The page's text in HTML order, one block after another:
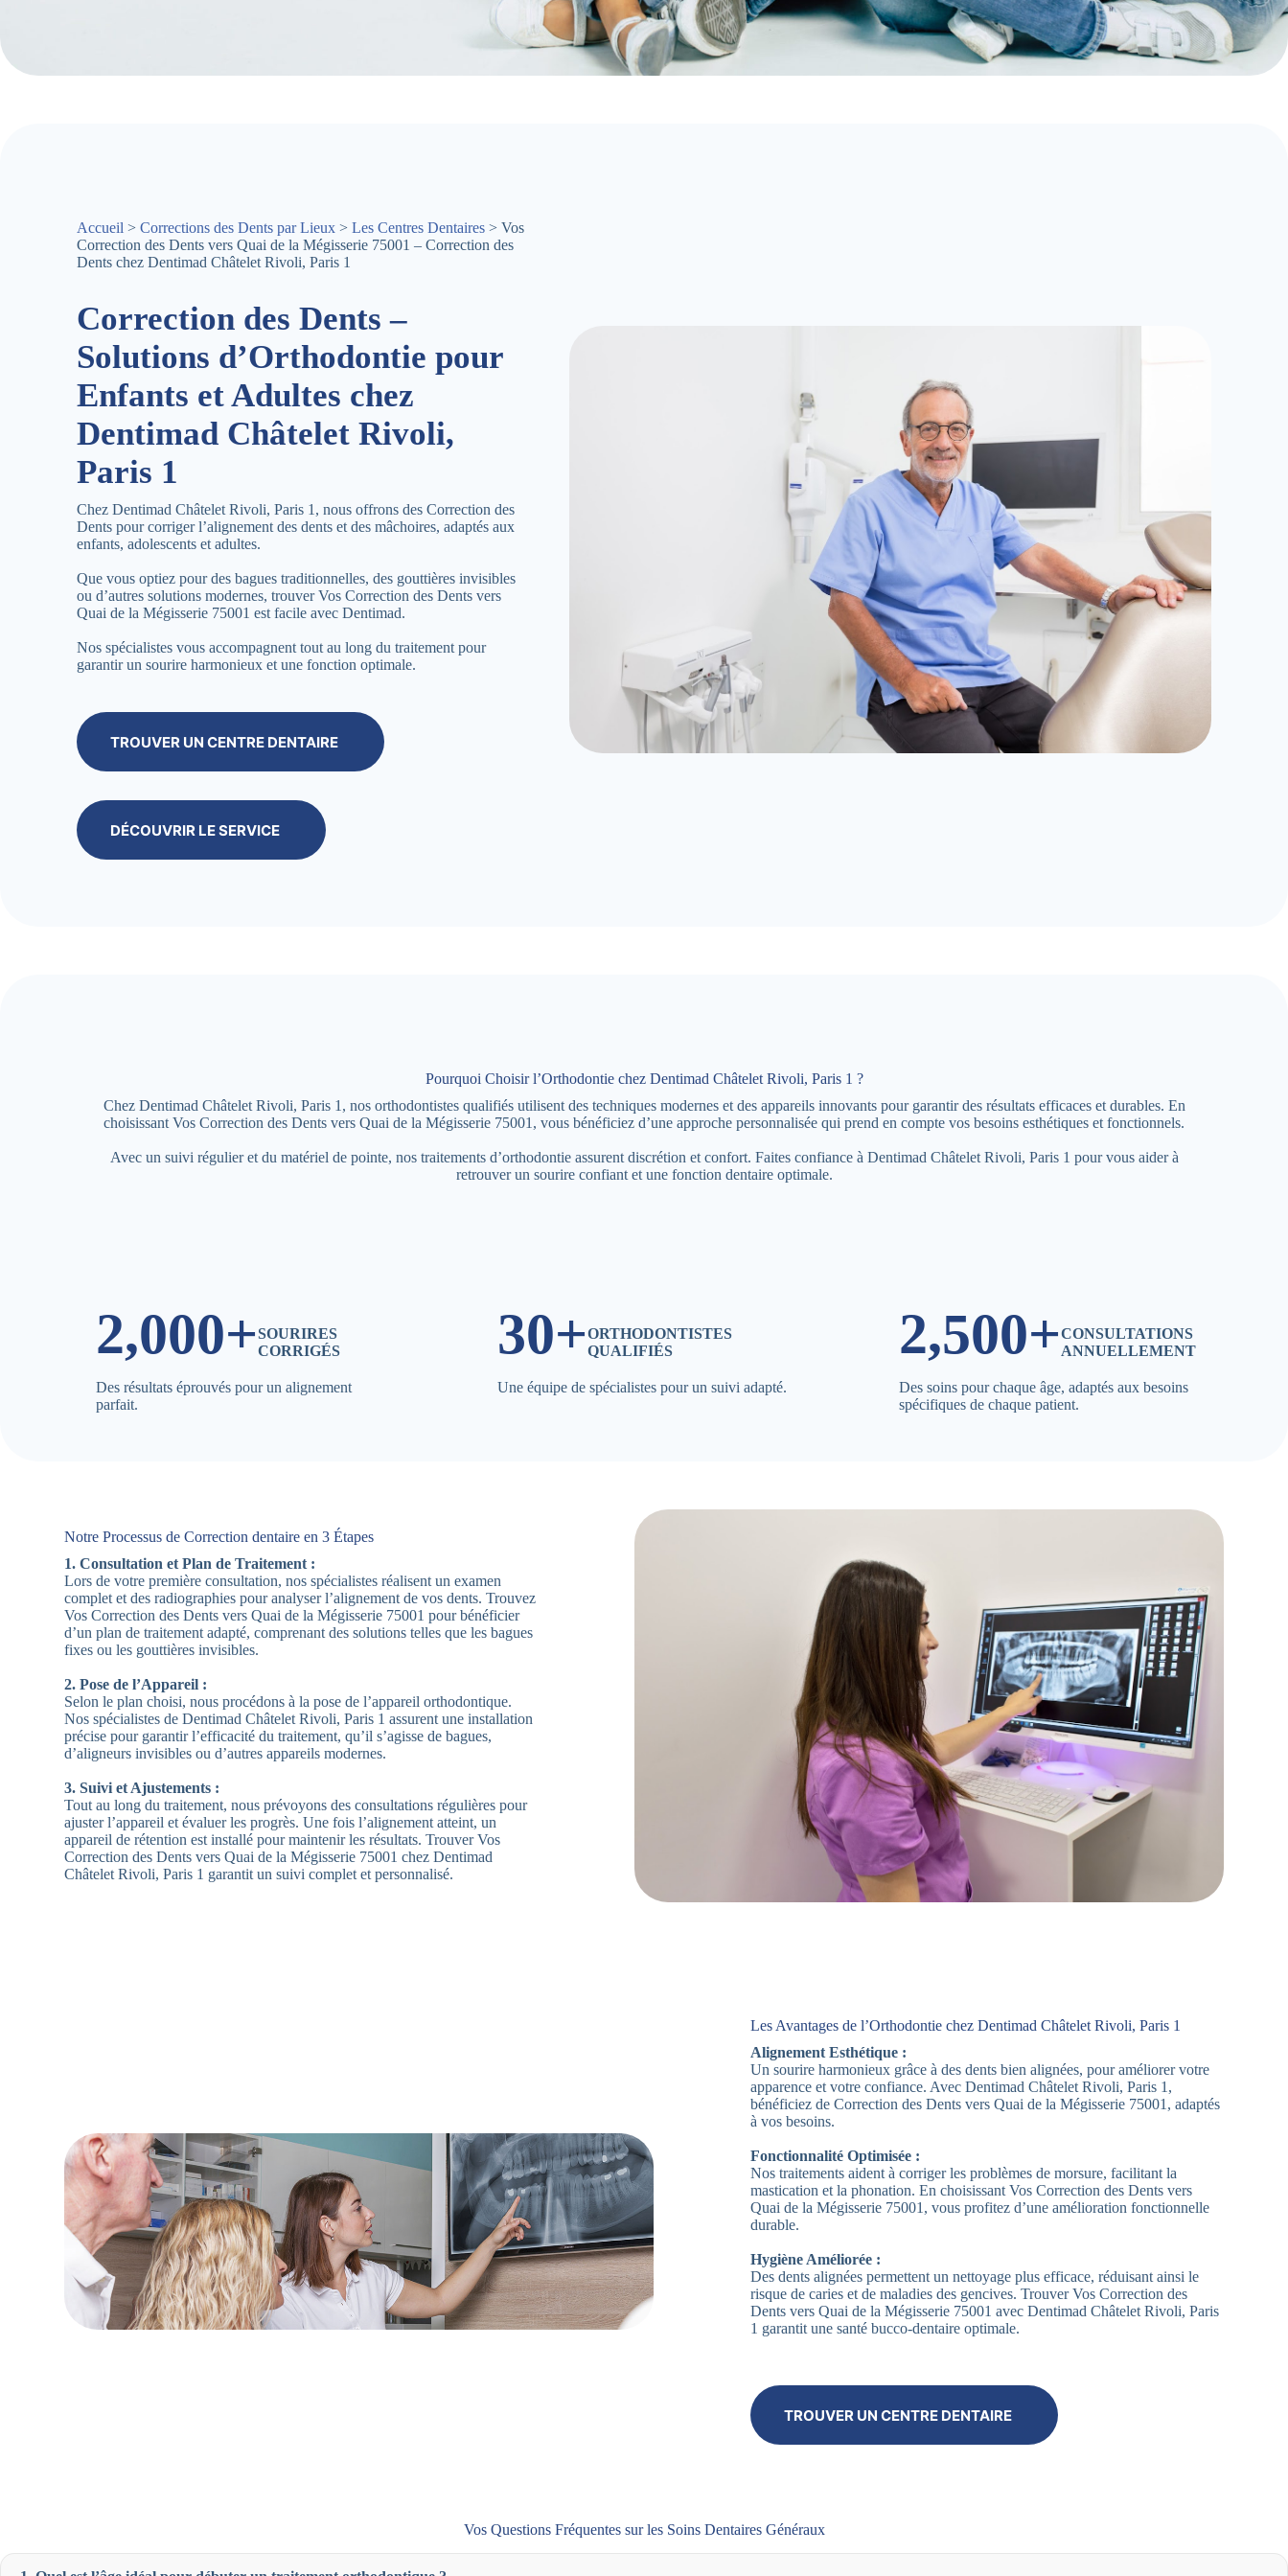
Accueil > Corrections des Dents par Lieux > Les Centres Dentaires > Vos
Correction des Dents vers Quai de la Mégisserie 75001 – Correction des
Dents chez Dentimad Châtelet Rivoli, Paris 1
Correction des Dents –
Solutions d’Orthodontie pour
Enfants et Adultes chez
Dentimad Châtelet Rivoli,
Paris 1
Chez Dentimad Châtelet Rivoli, Paris 1, nous offrons des Correction des
Dents pour corriger l’alignement des dents et des mâchoires, adaptés aux
enfants, adolescents et adultes.
Que vous optiez pour des bagues traditionnelles, des gouttières invisibles
ou d’autres solutions modernes, trouver Vos Correction des Dents vers
Quai de la Mégisserie 75001 est facile avec Dentimad.
Nos spécialistes vous accompagnent tout au long du traitement pour
garantir un sourire harmonieux et une fonction optimale.
TROUVER UN CENTRE DENTAIRE
DÉCOUVRIR LE SERVICE
Pourquoi Choisir l’Orthodontie chez Dentimad Châtelet Rivoli, Paris 1 ?
Chez Dentimad Châtelet Rivoli, Paris 1, nos orthodontistes qualifiés utilisent des techniques modernes et des appareils innovants pour garantir des résultats efficaces et durables. En
choisissant Vos Correction des Dents vers Quai de la Mégisserie 75001, vous bénéficiez d’une approche personnalisée qui prend en compte vos besoins esthétiques et fonctionnels.
Avec un suivi régulier et du matériel de pointe, nos traitements d’orthodontie assurent discrétion et confort. Faites confiance à Dentimad Châtelet Rivoli, Paris 1 pour vous aider à
retrouver un sourire confiant et une fonction dentaire optimale.
2,000+SOURIRES
CORRIGÉS
Des résultats éprouvés pour un alignement
parfait.
30+ORTHODONTISTES
QUALIFIÉS
Une équipe de spécialistes pour un suivi adapté.
2,500+CONSULTATIONS
ANNUELLEMENT
Des soins pour chaque âge, adaptés aux besoins
spécifiques de chaque patient.
Notre Processus de Correction dentaire en 3 Étapes
1. Consultation et Plan de Traitement :
Lors de votre première consultation, nos spécialistes réalisent un examen
complet et des radiographies pour analyser l’alignement de vos dents. Trouvez
Vos Correction des Dents vers Quai de la Mégisserie 75001 pour bénéficier
d’un plan de traitement adapté, comprenant des solutions telles que les bagues
fixes ou les gouttières invisibles.
2. Pose de l’Appareil :
Selon le plan choisi, nous procédons à la pose de l’appareil orthodontique.
Nos spécialistes de Dentimad Châtelet Rivoli, Paris 1 assurent une installation
précise pour garantir l’efficacité du traitement, qu’il s’agisse de bagues,
d’aligneurs invisibles ou d’autres appareils modernes.
3. Suivi et Ajustements :
Tout au long du traitement, nous prévoyons des consultations régulières pour
ajuster l’appareil et évaluer les progrès. Une fois l’alignement atteint, un
appareil de rétention est installé pour maintenir les résultats. Trouver Vos
Correction des Dents vers Quai de la Mégisserie 75001 chez Dentimad
Châtelet Rivoli, Paris 1 garantit un suivi complet et personnalisé.
Les Avantages de l’Orthodontie chez Dentimad Châtelet Rivoli, Paris 1
Alignement Esthétique :
Un sourire harmonieux grâce à des dents bien alignées, pour améliorer votre
apparence et votre confiance. Avec Dentimad Châtelet Rivoli, Paris 1,
bénéficiez de Correction des Dents vers Quai de la Mégisserie 75001, adaptés
à vos besoins.
Fonctionnalité Optimisée :
Nos traitements aident à corriger les problèmes de morsure, facilitant la
mastication et la phonation. En choisissant Vos Correction des Dents vers
Quai de la Mégisserie 75001, vous profitez d’une amélioration fonctionnelle
durable.
Hygiène Améliorée :
Des dents alignées permettent un nettoyage plus efficace, réduisant ainsi le
risque de caries et de maladies des gencives. Trouver Vos Correction des
Dents vers Quai de la Mégisserie 75001 avec Dentimad Châtelet Rivoli, Paris
1 garantit une santé bucco-dentaire optimale.
TROUVER UN CENTRE DENTAIRE
Vos Questions Fréquentes sur les Soins Dentaires Généraux